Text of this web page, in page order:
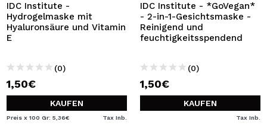
IDC Institute -
Hydrogelmaske mit
Hyaluronsäure und Vitamin
E
(0)
1,50€
KAUFEN
Preis x 100 Gr: 5,36€ Tax Inb.
IDC Institute - *GoVegan*
- 2-in-1-Gesichtsmaske -
Reinigend und
feuchtigkeitsspendend
(0)
1,50€
KAUFEN
Tax Inb.